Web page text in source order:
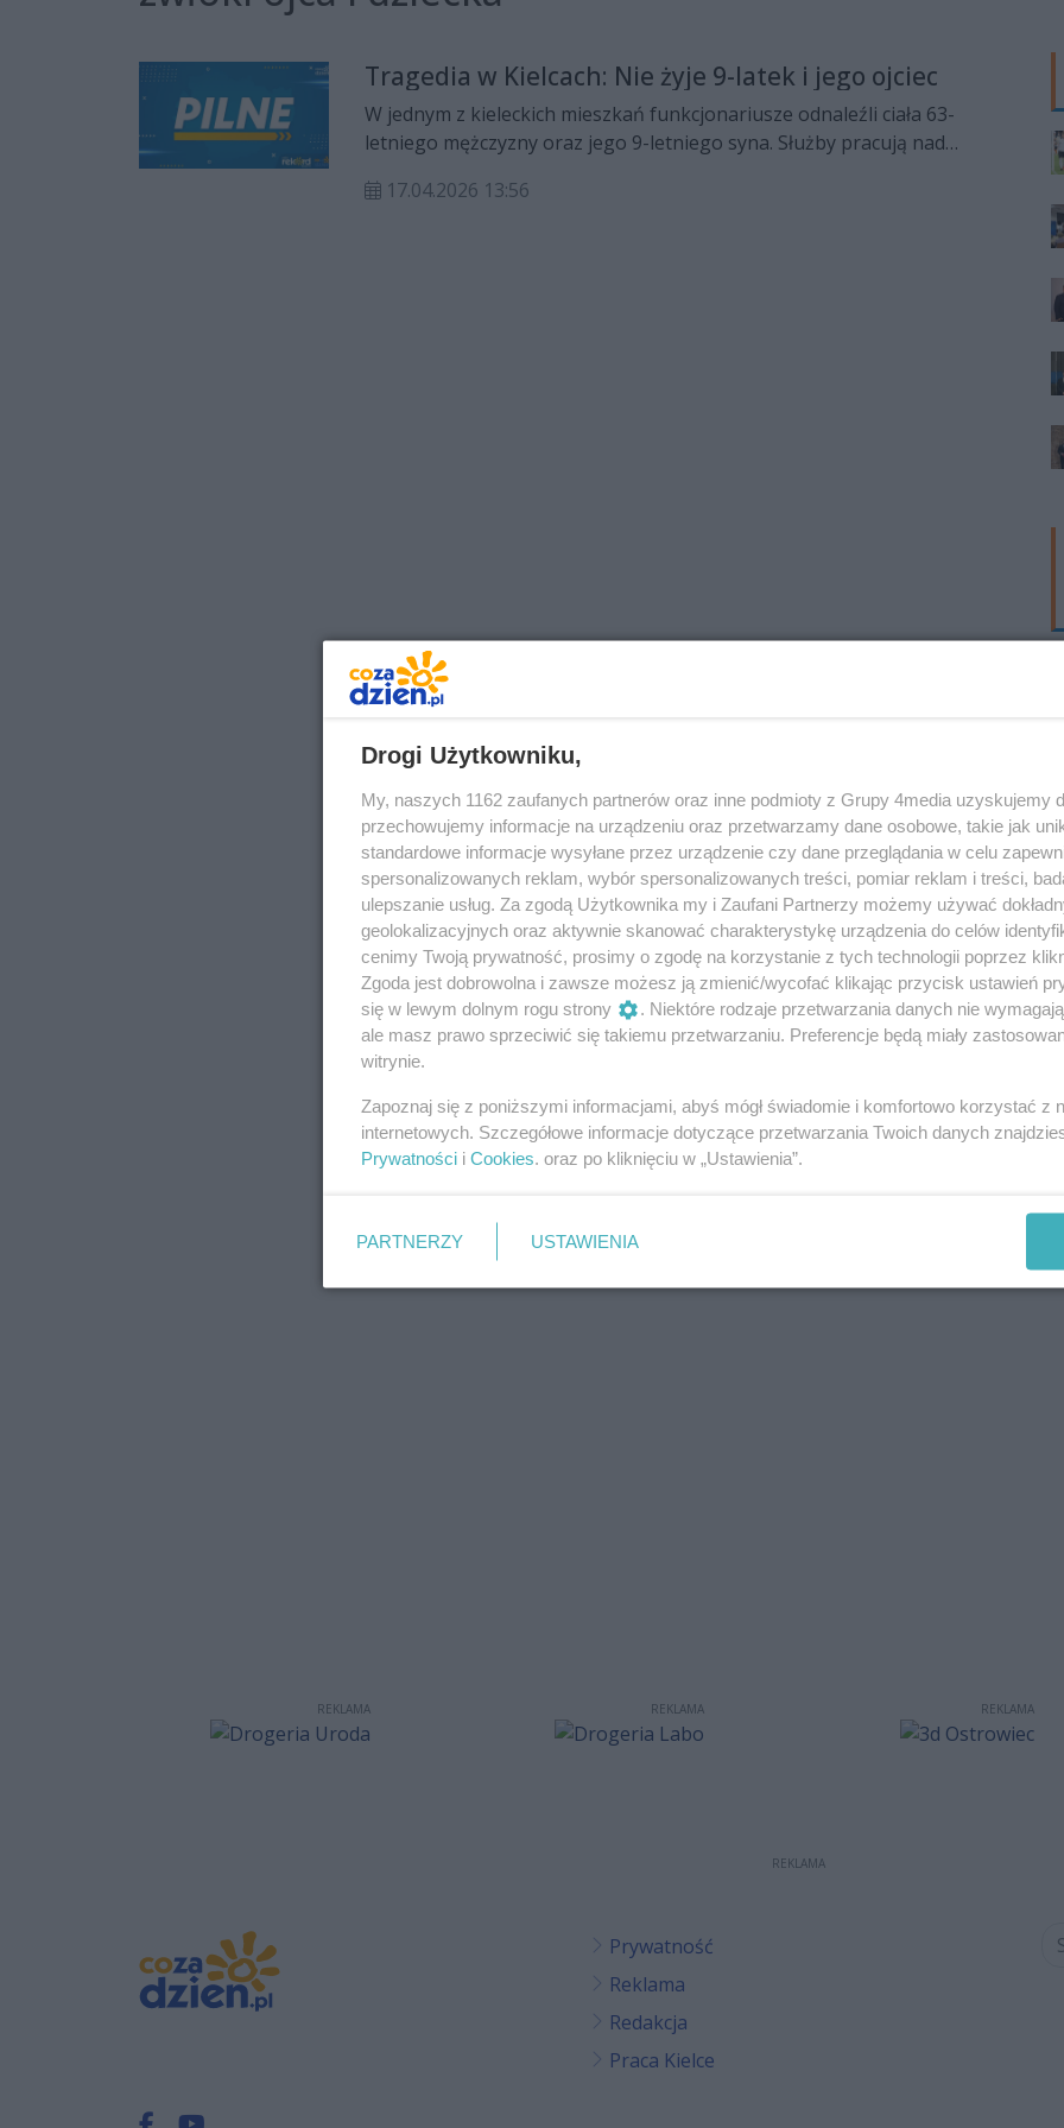
Tragedia w Kielcach: Nie żyje 9-latek i jego ojciec
W jednym z kieleckich mieszkań funkcjonariusze odnaleźli ciała 63-
letniego mężczyzny oraz jego 9-letniego syna. Służby pracują nad
17.04.2026 13:56
REKLAMA REKLAMA REKLAMA
REKLAMA
Prywatność
Reklama
Redakcja
Praca Kielce
Drogi Użytkowniku,
My, naszych 1162 zaufanych partnerów oraz inne podmioty z Grupy 4media uzyskujemy
przechowujemy informacje na urządzeniu oraz przetwarzamy dane osobowe, takie jak
standardowe informacje wysyłane przez urządzenie czy dane przeglądania w celu
spersonalizowanych reklam, wybór spersonalizowanych treści, pomiar reklam i treści,
ulepszanie usług. Za zgodą Użytkownika my i Zaufani Partnerzy możemy używać
geolokalizacyjnych oraz aktywnie skanować charakterystykę urządzenia do celów
cenimy Twoją prywatność, prosimy o zgodę na korzystanie z tych technologii poprzez
Zgoda jest dobrowolna i zawsze możesz ją zmienić/wycofać klikając przycisk ustawień
się w lewym dolnym rogu strony
. Niektóre rodzaje przetwarzania danych nie
ale masz prawo sprzeciwić się takiemu przetwarzaniu. Preferencje będą miały
witrynie.
Zapoznaj się z poniższymi informacjami, abyś mógł świadomie i komfortowo korzystać z
internetowych. Szczegółowe informacje dotyczące przetwarzania Twoich danych
Prywatności i Cookies. oraz po kliknięciu w „Ustawienia”.
PARTNERZY USTAWIENIA